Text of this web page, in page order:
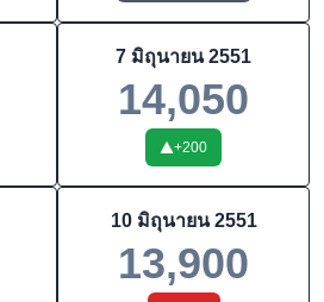
7 มิถุนายน 2551
14,050
+200
10 มิถุนายน 2551
13,900